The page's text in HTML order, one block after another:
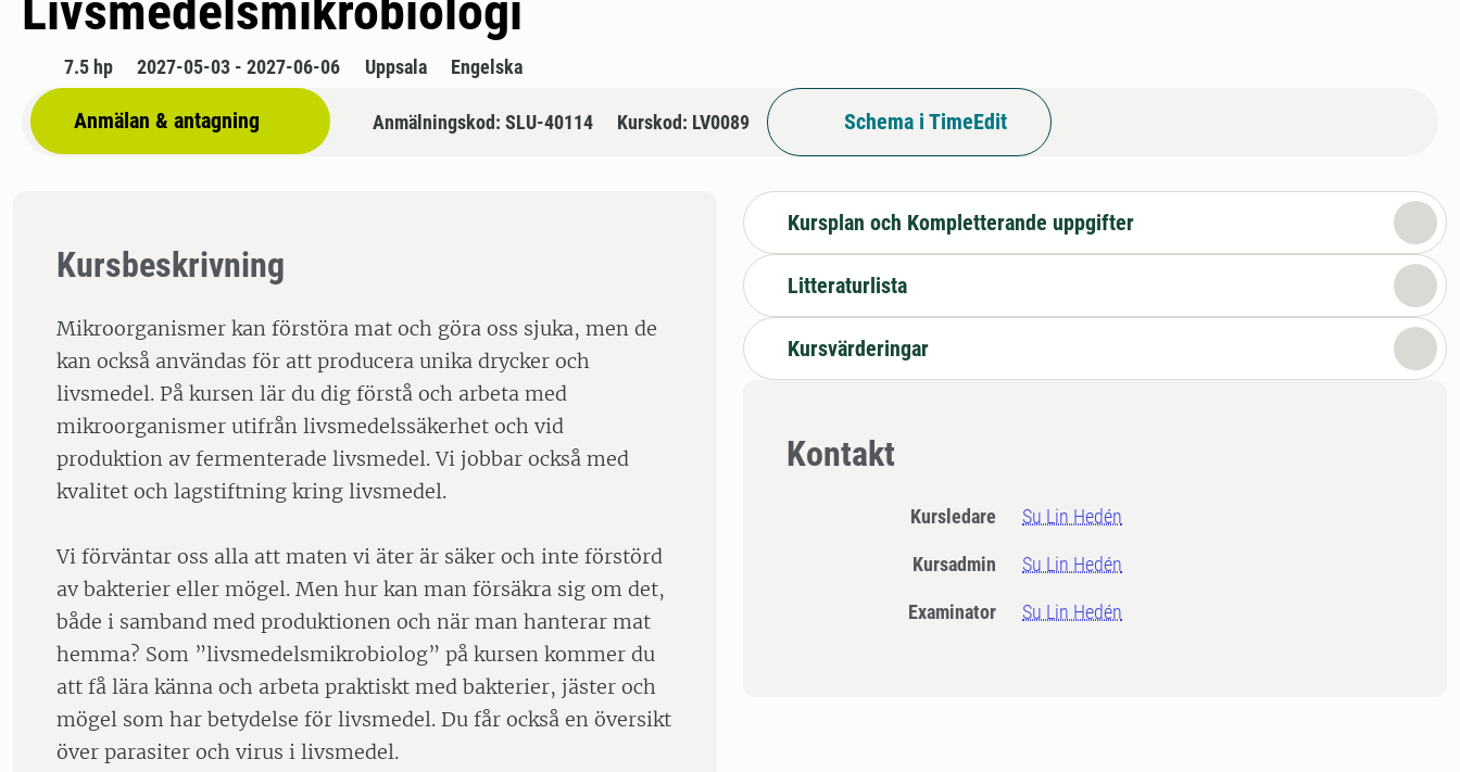
7.5 hp 2027-05-03 - 2027-06-06 Uppsala Engelska
Anmälan & antagning Anmälningskod: SLU-40114 Kurskod: LV0089 Schema i TimeEdit
Kursbeskrivning
Mikroorganismer kan förstöra mat och göra oss sjuka, men de
kan också användas för att producera unika drycker och
livsmedel. På kursen lär du dig förstå och arbeta med
mikroorganismer utifrån livsmedelssäkerhet och vid
produktion av fermenterade livsmedel. Vi jobbar också med
kvalitet och lagstiftning kring livsmedel.
Vi förväntar oss alla att maten vi äter är säker och inte förstörd
av bakterier eller mögel. Men hur kan man försäkra sig om det,
både i samband med produktionen och när man hanterar mat
hemma? Som ”livsmedelsmikrobiolog” på kursen kommer du
att få lära känna och arbeta praktiskt med bakterier, jäster och
mögel som har betydelse för livsmedel. Du får också en översikt
över parasiter och virus i livsmedel.
Kursplan och Kompletterande uppgifter
Litteraturlista
Kursvärderingar
Kontakt
Kursledare Su Lin Hedén
Kursadmin Su Lin Hedén
Examinator Su Lin Hedén